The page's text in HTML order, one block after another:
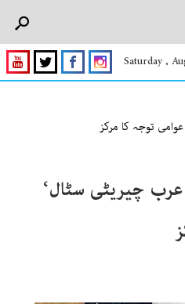
Saturday ,
توجہ کا مرکز
چیریٹی سٹال‘